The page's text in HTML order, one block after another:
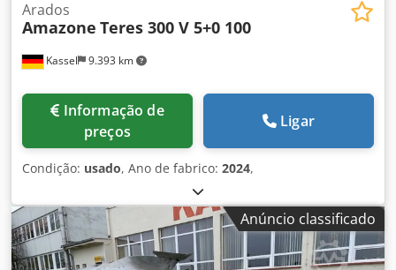
Kassel 9.393 km
Arados
Amazone Teres 300 V 5+0 100
preços
Ligar
Condição: usado, Ano de fabrico: 2024,
Anúncio classificado